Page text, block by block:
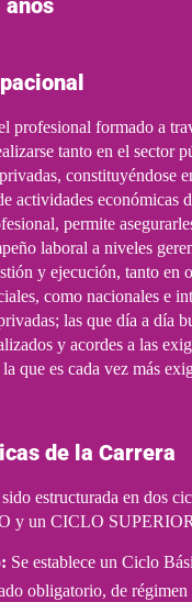
profesional formado a
tanto en el sector
constituyéndose
actividades económicas
permite
laboral a niveles
y ejecución, tanto en
como nacionales e
las que día a día
y acordes a las
que es cada vez más
de la Carrera
estructurada en dos
y un CICLO
Se establece un Ciclo
obligatorio, de régimen